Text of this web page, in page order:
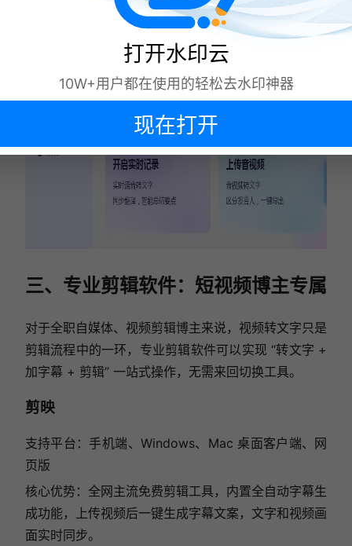
三、专业剪辑软件：短视频博主专属
对于全职自媒体、视频剪辑博主来说，视频转文字只是
剪辑流程中的一环，专业剪辑软件可以实现 “转文字 +
加字幕 + 剪辑” 一站式操作，无需来回切换工具。
剪映
支持平台：手机端、Windows、Mac 桌面客户端、网
页版
核心优势：全网主流免费剪辑工具，内置全自动字幕生
成功能，上传视频后一键生成字幕文案，文字和视频画
面实时同步。
打开水印云
10W+用户都在使用的轻松去水印神器
现在打开
下次再说